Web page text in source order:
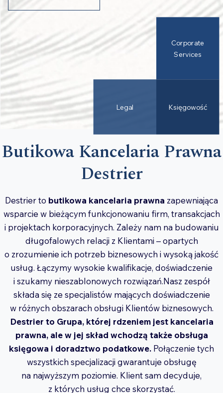
Corporate
Services
Legal Księgowość
Butikowa Kancelaria Prawna
Destrier
Destrier to butikowa kancelaria prawna zapewniająca
wsparcie w bieżącym funkcjonowaniu firm, transakcjach
i projektach korporacyjnych. Zależy nam na budowaniu
długofalowych relacji z Klientami – opartych
o zrozumienie ich potrzeb biznesowych i wysoką jakość
usług. Łączymy wysokie kwalifikacje, doświadczenie
i szukamy nieszablonowych rozwiązań.Nasz zespół
składa się ze specjalistów mających doświadczenie
w różnych obszarach obsługi Klientów biznesowych.
Destrier to Grupa, której rdzeniem jest kancelaria
prawna, ale w jej skład wchodzą także obsługa
księgowa i doradztwo podatkowe. Połączenie tych
wszystkich specjalizacji gwarantuje obsługę
na najwyższym poziomie. Klient sam decyduje,
z których usług chce skorzystać.